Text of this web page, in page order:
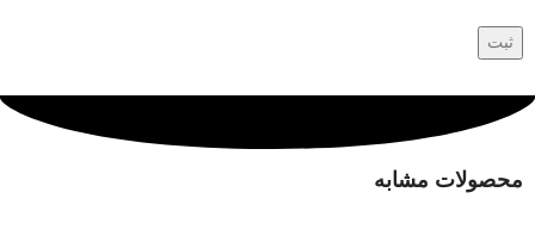
محصولات مشابه